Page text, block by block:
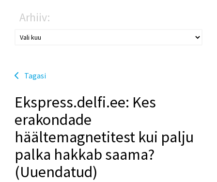
Arhiiv:
Tagasi
Ekspress.delfi.ee: Kes
erakondade
häältemagnetitest kui palju
palka hakkab saama?
(Uuendatud)